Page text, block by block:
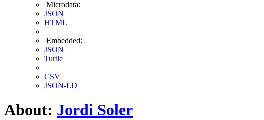
Microdata:
JSON
HTML
Embedded:
JSON
Turtle
CSV
JSON-LD
About: Jordi Soler